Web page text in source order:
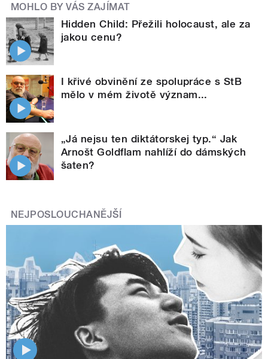
MOHLO BY VÁS ZAJÍMAT
Hidden Child: Přežili holocaust, ale za
jakou cenu?
I křivé obvinění ze spolupráce s StB
mělo v mém životě význam...
„Já nejsu ten diktátorskej typ.“ Jak
Arnošt Goldflam nahlíží do dámských
šaten?
NEJPOSLOUCHANĚJŠÍ